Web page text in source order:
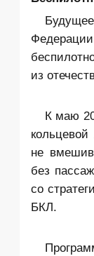
из
К маю
не
без
со
БКЛ.